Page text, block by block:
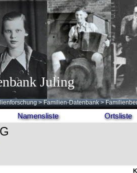
Juling
>Familien-Datenbank >
Namensliste Ortsliste